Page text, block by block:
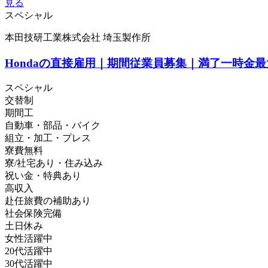
見る
スペシャル
本田技研工業株式会社 埼玉製作所
Hondaの直接雇用｜期間従業員募集｜満了一時金最
スペシャル
交替制
期間工
自動車・部品・バイク
組立・加工・プレス
寮費無料
寮/社宅あり・住み込み
祝い金・特典あり
高収入
赴任旅費の補助あり
社会保険完備
土日休み
女性活躍中
20代活躍中
30代活躍中